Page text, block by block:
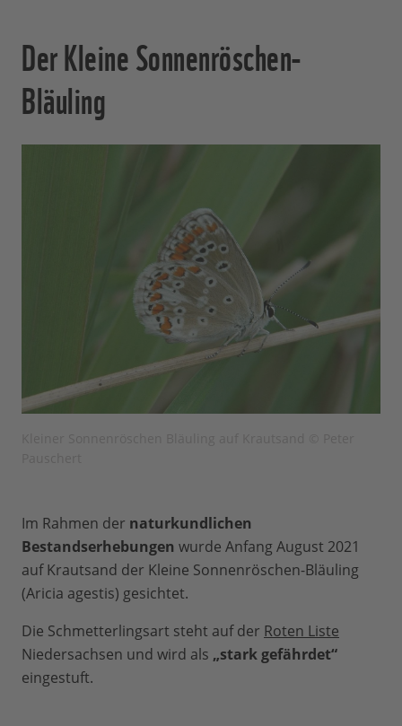
Der Kleine Sonnenröschen-
Bläuling
Im Rahmen der naturkundlichen
Bestandserhebungen wurde Anfang August 2021
auf Krautsand der Kleine Sonnenröschen-Bläuling
(Aricia agestis) gesichtet.
Die Schmetterlingsart steht auf der Roten Liste
Niedersachsen und wird als „stark gefährdet“
eingestuft.